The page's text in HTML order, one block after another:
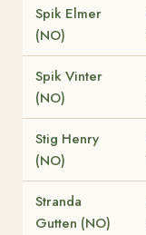
Spik Elmer
(NO)
Spik Vinter
(NO)
Stig Henry
(NO)
Stranda
Gutten (NO)